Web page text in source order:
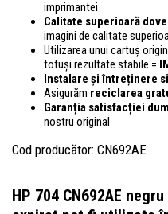
imprimantei
Calitate superioară
imagini de calitate
Utilizarea unui cartuș
totuși rezultate stabile =
Instalare și întreținere
Asigurăm reciclarea
Garanția satisfacției
nostru original
Cod producător: CN692AE
HP 704 CN692AE